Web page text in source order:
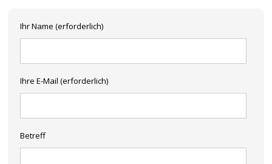
Ihr Name (erforderlich)
Ihre E-Mail (erforderlich)
Betreff